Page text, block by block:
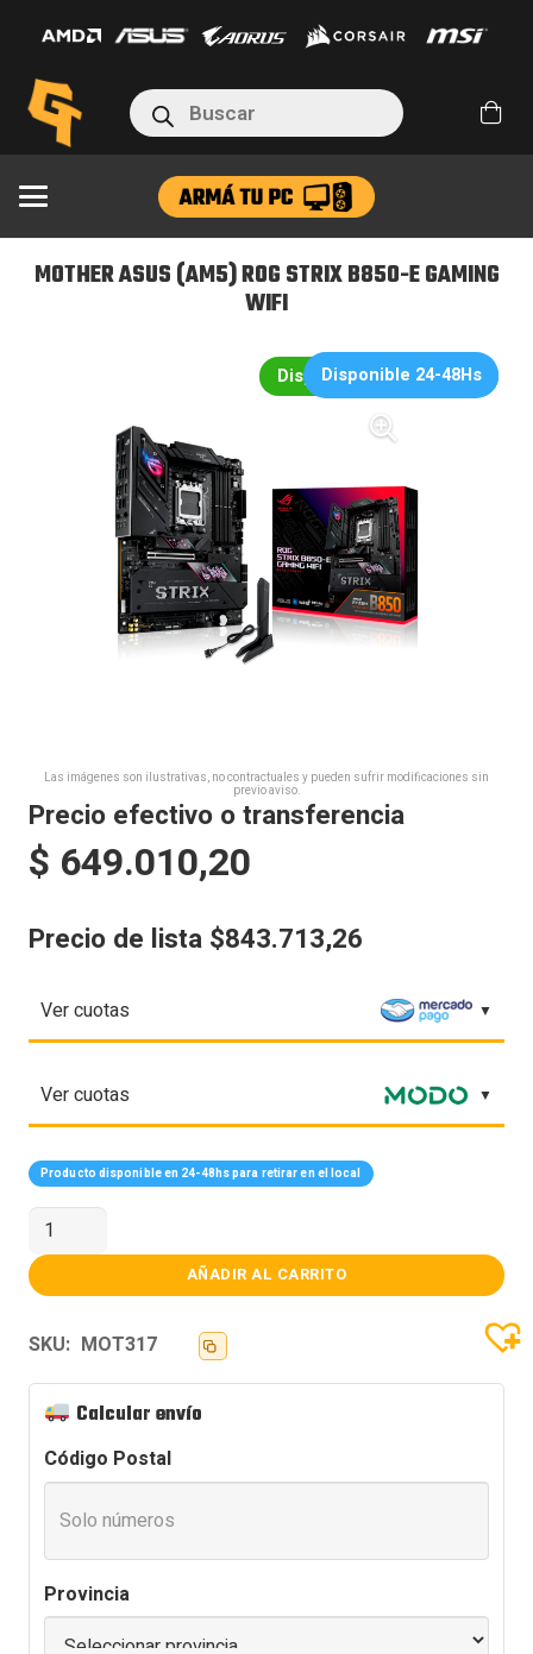
Búsqueda
de
productos
MOTHER ASUS (AM5) ROG STRIX B850-E GAMING
WIFI
Disponible en 24hs/48hs
Disponible 24-48Hs
Las imágenes son ilustrativas, no contractuales y pueden sufrir modificaciones sin
previo aviso.
Precio efectivo o transferencia
$ 649.010,20
Precio de lista $843.713,26
Ver cuotas
Ver cuotas
Producto disponible en 24-48hs para retirar en el local
MOTHER
ASUS
(AM5)
ROG
STRIX
E
GAMING
cantidad
AÑADIR AL CARRITO
SKU: MOT317
Calcular envío
Código Postal
Provincia
ROG
STRIX
B850-
E
GAMING
WIFI